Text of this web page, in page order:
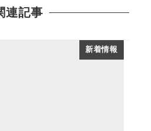
連記事
新着情報